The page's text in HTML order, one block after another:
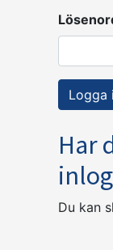
Har
Du kan